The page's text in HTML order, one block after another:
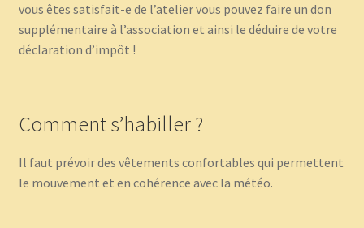
vous êtes satisfait-e de l’atelier vous pouvez faire un don
supplémentaire à l’association et ainsi le déduire de votre
déclaration d’impôt !
Comment s’habiller ?
Il faut prévoir des vêtements confortables qui permettent
le mouvement et en cohérence avec la météo.